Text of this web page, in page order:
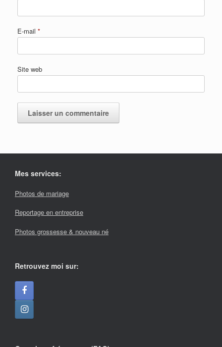
E-mail *
Site web
Mes services:
Photos de mariage
Reportage en entreprise
Photos grossesse & nouveau né
Retrouvez moi sur: